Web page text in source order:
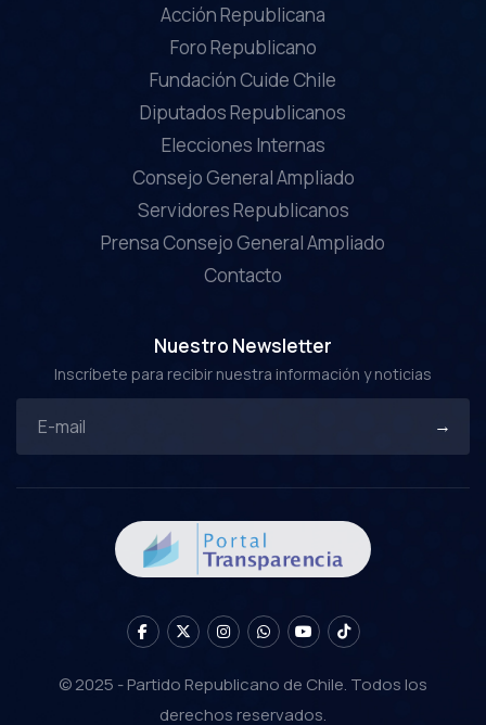
Acción Republicana
Foro Republicano
Fundación Cuide Chile
Diputados Republicanos
Elecciones Internas
Consejo General Ampliado
Servidores Republicanos
Prensa Consejo General Ampliado
Contacto
Nuestro Newsletter
Inscríbete para recibir nuestra información y noticias
© 2025 - Partido Republicano de Chile. Todos los
derechos reservados.